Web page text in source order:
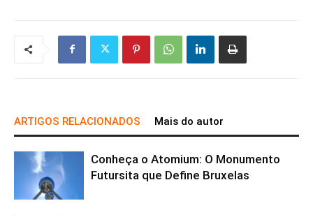
ARTIGOS RELACIONADOS Mais do autor
Conheça o Atomium: O Monumento
Futursita que Define Bruxelas